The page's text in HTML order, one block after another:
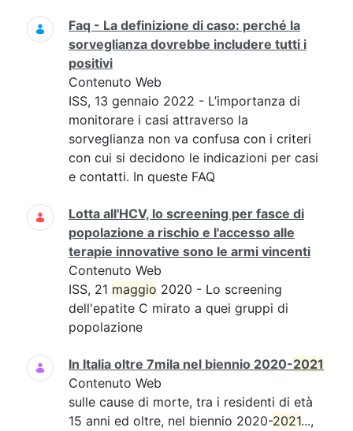
Faq - La definizione di caso: perché la
sorveglianza dovrebbe includere tutti i
positivi
Contenuto Web
ISS, 13 gennaio 2022 - L’importanza di
monitorare i casi attraverso la
sorveglianza non va confusa con i criteri
con cui si decidono le indicazioni per casi
e contatti. In queste FAQ
Lotta all'HCV, lo screening per fasce di
popolazione a rischio e l'accesso alle
terapie innovative sono le armi vincenti
Contenuto Web
ISS, 21 maggio 2020 - Lo screening
dell'epatite C mirato a quei gruppi di
popolazione
In Italia oltre 7mila nel biennio 2020-2021
Contenuto Web
sulle cause di morte, tra i residenti di età
15 anni ed oltre, nel biennio 2020-2021...,